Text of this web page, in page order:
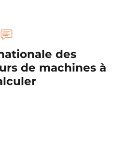
des
de machines à